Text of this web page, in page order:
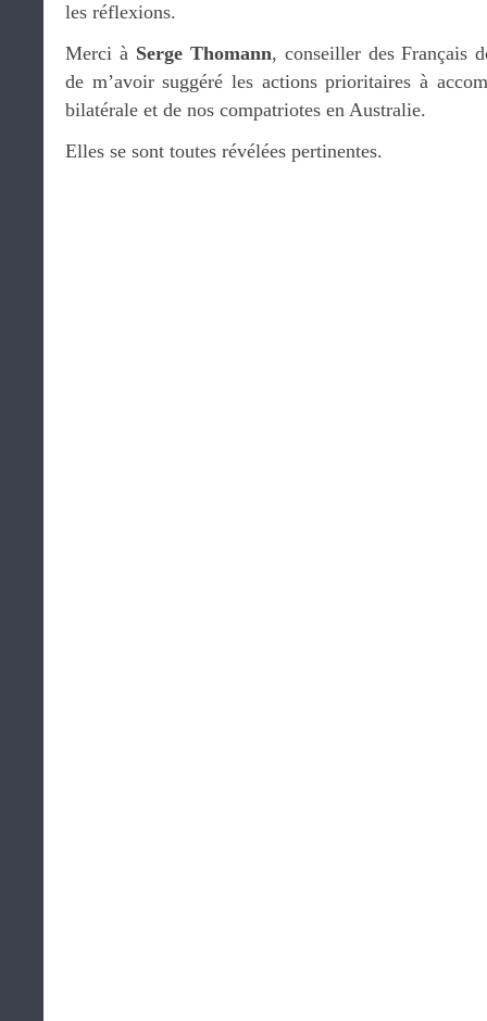
les réflexions.
Merci à Serge Thomann, conseiller des Français
de m’avoir suggéré les actions prioritaires à
bilatérale et de nos compatriotes en Australie.
Elles se sont toutes révélées pertinentes.